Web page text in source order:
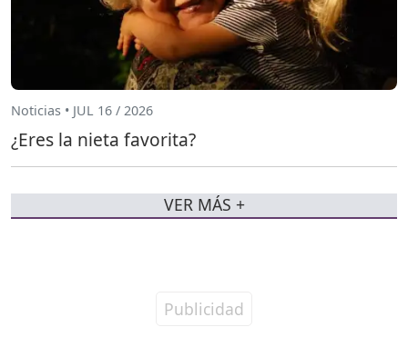
Noticias • JUL 16 / 2026
¿Eres la nieta favorita?
VER MÁS +